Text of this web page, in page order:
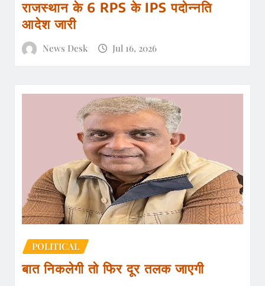
राजस्थान के 6 RPS के IPS पदोन्नति
आदेश जारी
News Desk Jul 16, 2026
POLITICAL
बात निकलेगी तो फिर दूर तलक जाएगी